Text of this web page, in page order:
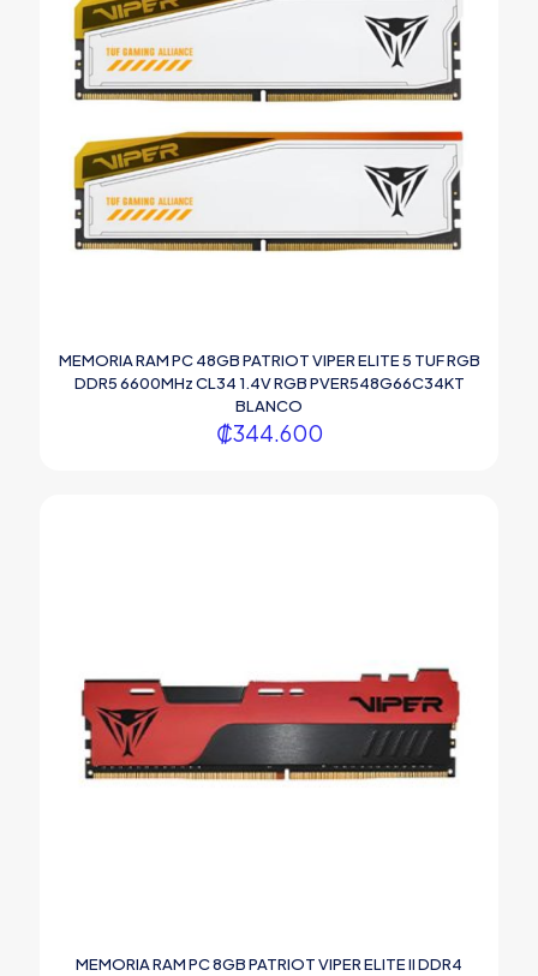
MEMORIA RAM PC 48GB PATRIOT VIPER ELITE 5 TUF RGB
DDR5 6600MHz CL34 1.4V RGB PVER548G66C34KT
BLANCO
₡344.600
MEMORIA RAM PC 8GB PATRIOT VIPER ELITE II DDR4